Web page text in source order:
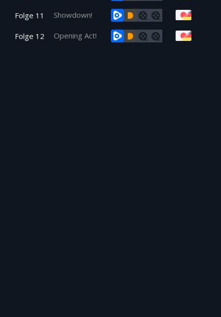
Folge 11 Showdown!
Folge 12 Opening Act!